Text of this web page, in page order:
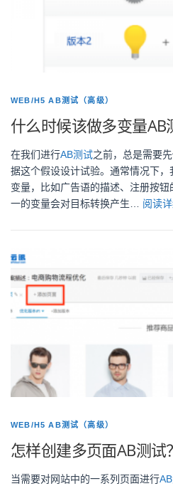
WEB/H5 AB测试（高级）
什么时候该做多变量AB
在我们进行AB测试之前，总是需要
据这个假设设计试验。通常情况下
变量，比如广告语的描述、注册按
一的变量会对目标转换产生… 阅读
WEB/H5 AB测试（高级）
怎样创建多页面AB测试？
当需要对网站中的一系列页面进行